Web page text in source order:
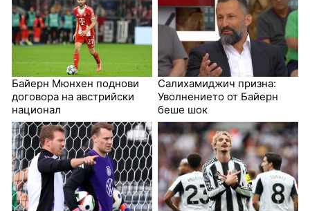
Байерн Мюнхен поднови
договора на австрийски
национал
Салихамиджич призна:
Уволнението от Байерн
беше шок